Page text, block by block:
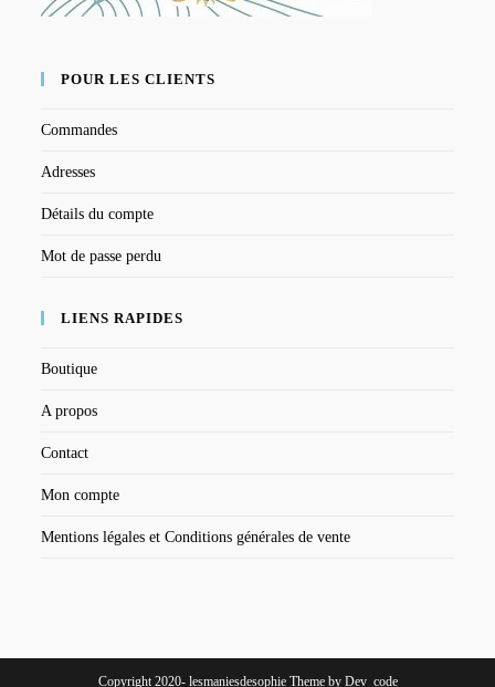
POUR LES CLIENTS
Commandes
Adresses
Détails du compte
Mot de passe perdu
LIENS RAPIDES
Boutique
A propos
Contact
Mon compte
Mentions légales et Conditions générales de vente
Copyright 2020- lesmaniesdesophie Theme by Dev_code